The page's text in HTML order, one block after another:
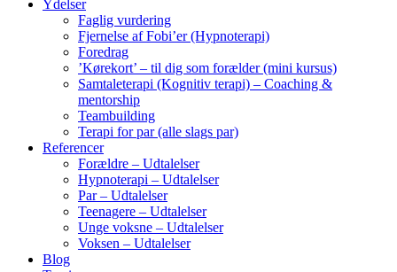
Ydelser
Faglig vurdering
Fjernelse af Fobi’er (Hypnoterapi)
Foredrag
’Kørekort’ – til dig som forælder (mini kursus)
Samtaleterapi (Kognitiv terapi) – Coaching &
mentorship
Teambuilding
Terapi for par (alle slags par)
Referencer
Forældre – Udtalelser
Hypnoterapi – Udtalelser
Par – Udtalelser
Teenagere – Udtalelser
Unge voksne – Udtalelser
Voksen – Udtalelser
Blog